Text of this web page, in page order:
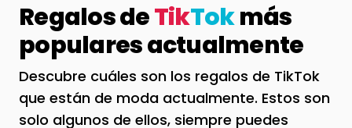
Regalos deTikTokmás
populares actualmente
Descubre cuáles son los regalos de TikTok
que están de moda actualmente. Estos son
solo algunos de ellos, siempre puedes